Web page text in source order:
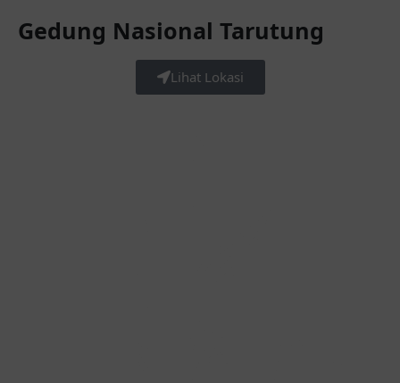
Gedung Nasional Tarutung
Lihat Lokasi